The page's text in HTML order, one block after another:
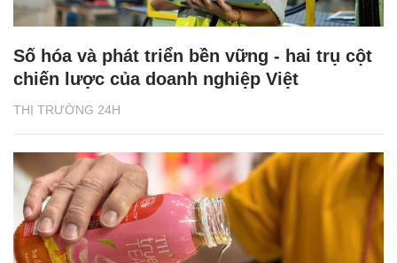
THỊ TRƯỜNG 24H
Số hóa và phát triển bền vững - hai trụ cột
chiến lược của doanh nghiệp Việt